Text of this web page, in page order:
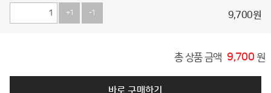
+1 -1 9,700원
총 상품 금액 9,700 원
바로 구매하기